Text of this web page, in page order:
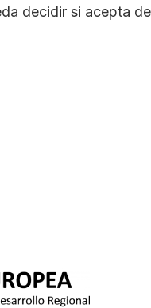
decidir si acepta